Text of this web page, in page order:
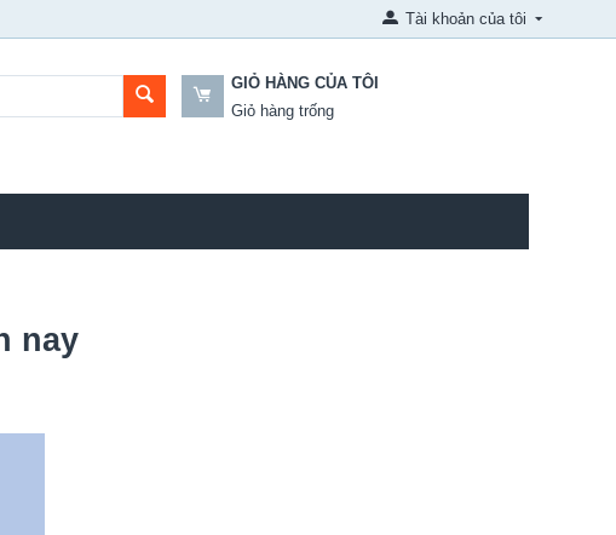
Tài khoản của tôi
GIỎ HÀNG CỦA TÔI
Giỏ hàng trống
nay